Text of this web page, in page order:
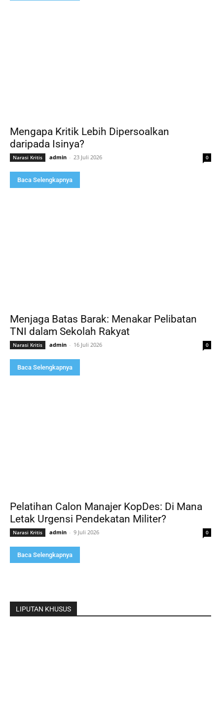
Mengapa Kritik Lebih Dipersoalkan
daripada Isinya?
Narasi Kritis admin - 23 Juli 2026 0
Baca Selengkapnya
Menjaga Batas Barak: Menakar Pelibatan
TNI dalam Sekolah Rakyat
Narasi Kritis admin - 16 Juli 2026 0
Baca Selengkapnya
Pelatihan Calon Manajer KopDes: Di Mana
Letak Urgensi Pendekatan Militer?
Narasi Kritis admin - 9 Juli 2026 0
Baca Selengkapnya
LIPUTAN KHUSUS